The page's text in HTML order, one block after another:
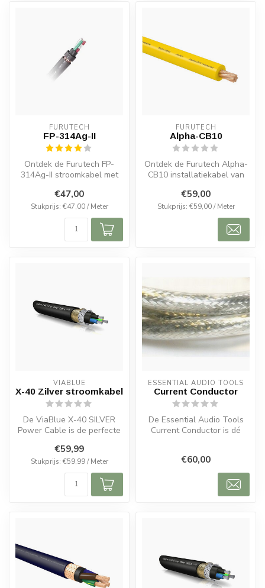
FURUTECH
FP-314Ag-II
Ontdek de Furutech FP-
314Ag-II stroomkabel met
Flexibel, ...
€47,00
Stukprijs: €47,00 / Meter
FURUTECH
Alpha-CB10
Ontdek de Furutech Alpha-
CB10 installatiekabel van
Betrouw...
€59,00
Stukprijs: €59,00 / Meter
VIABLUE
X-40 Zilver stroomkabel
De ViaBlue X-40 SILVER
Power Cable is de perfecte
audi...
€59,99
Stukprijs: €59,99 / Meter
ESSENTIAL AUDIO TOOLS
Current Conductor
De Essential Audio Tools
Current Conductor is dé
€60,00